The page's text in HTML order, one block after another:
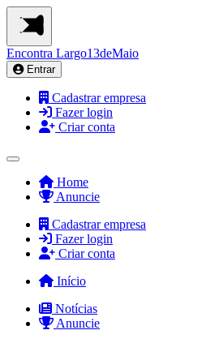
Encontra Largo13deMaio
Entrar
Cadastrar empresa
Fazer login
Criar conta
Home
Anuncie
Cadastrar empresa
Fazer login
Criar conta
Início
Notícias
Anuncie